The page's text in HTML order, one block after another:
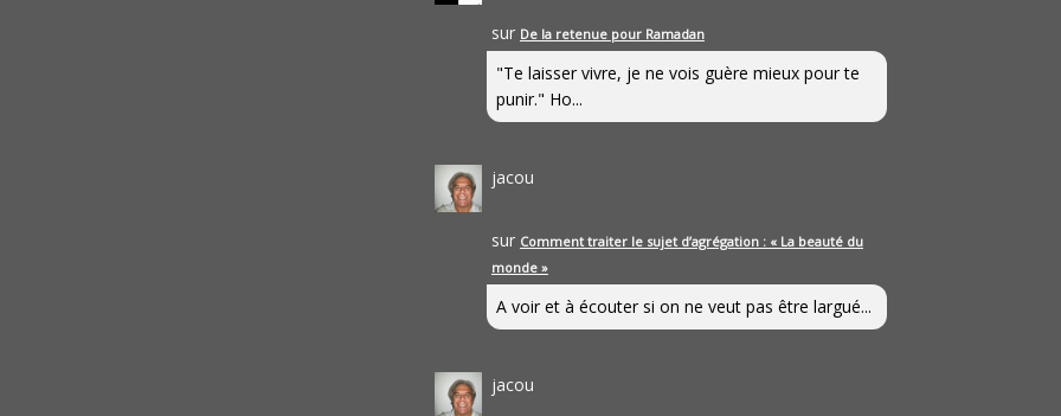
sur De la retenue pour Ramadan
"Te laisser vivre, je ne vois guère mieux pour te
punir." Ho...
jacou
sur Comment traiter le sujet d’agrégation : « La beauté du
monde »
A voir et à écouter si on ne veut pas être largué...
jacou